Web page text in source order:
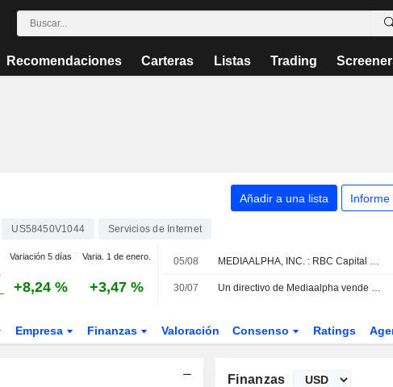
Recomendaciones Carteras Listas Trading
Añadir a una lista Informe
US58450V1044 Servicios de Internet
Variación 5 días Varia. 1 de enero.
+8,24 % +3,47 %
05/08 MEDIAALPHA, INC. : RBC Capital Markets mantiene una recomendación de compra.
30/07 Un directivo de Mediaalpha vende acciones por valor de 597.007 USD, según los registros de la SEC
Empresa Finanzas Valoración Consenso Ratings
Finanzas